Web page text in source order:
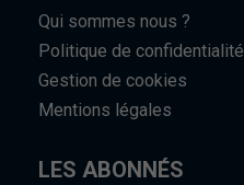
Qui sommes nous ?
Politique de confidentialité
Gestion de cookies
Mentions légales
LES ABONNÉS